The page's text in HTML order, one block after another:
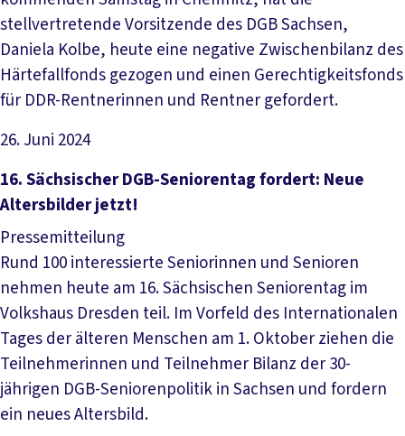
stellvertretende Vorsitzende des DGB Sachsen,
Daniela Kolbe, heute eine negative Zwischenbilanz des
Härtefallfonds gezogen und einen Gerechtigkeitsfonds
für DDR-Rentnerinnen und Rentner gefordert.
26. Juni 2024
Artikel lesen
16. Sächsischer DGB-Seniorentag fordert: Neue
Altersbilder jetzt!
Pressemitteilung
Rund 100 interessierte Seniorinnen und Senioren
nehmen heute am 16. Sächsischen Seniorentag im
Volkshaus Dresden teil. Im Vorfeld des Internationalen
Tages der älteren Menschen am 1. Oktober ziehen die
Teilnehmerinnen und Teilnehmer Bilanz der 30-
jährigen DGB-Seniorenpolitik in Sachsen und fordern
ein neues Altersbild.